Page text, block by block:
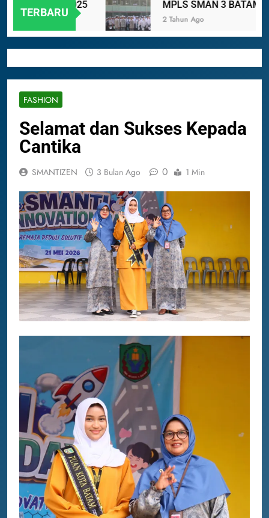
TERBARU
MPLS SMAN 3 BATAM 2024
2 Tahun Ago
FASHION
Selamat dan Sukses Kepada
Cantika
SMANTIZEN 3 Bulan Ago 0 1 Min